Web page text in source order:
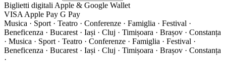
Biglietti digitali Apple & Google Wallet
VISA Apple Pay G Pay
Musica · Sport · Teatro · Conferenze · Famiglia · Festival ·
Beneficenza · Bucarest · Iași · Cluj · Timișoara · Brașov · Constanța
· Musica · Sport · Teatro · Conferenze · Famiglia · Festival ·
Beneficenza · Bucarest · Iași · Cluj · Timișoara · Brașov · Constanța
·